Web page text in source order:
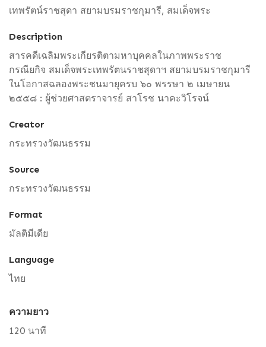
เทพรัตน์ราชสุดา สยามบรมราชกุมารี, สมเด็จพระ
Description
สารคดีเฉลิมพระเกียรติตามหาบุคคลในภาพพระราช
กรณียกิจ สมเด็จพระเทพรัตนราชสุดาฯ สยามบรมราชกุมารี
ในโอกาสฉลองพระชนมายุครบ ๖๐ พรรษา ๒ เมษายน
๒๕๕๘ : ผู้ช่วยศาสตราจารย์ สาโรช นาคะวิโรจน์
Creator
กระทรวงวัฒนธรรม
Source
กระทรวงวัฒนธรรม
Format
มัลติมีเดีย
Language
ไทย
ความยาว
120 นาที